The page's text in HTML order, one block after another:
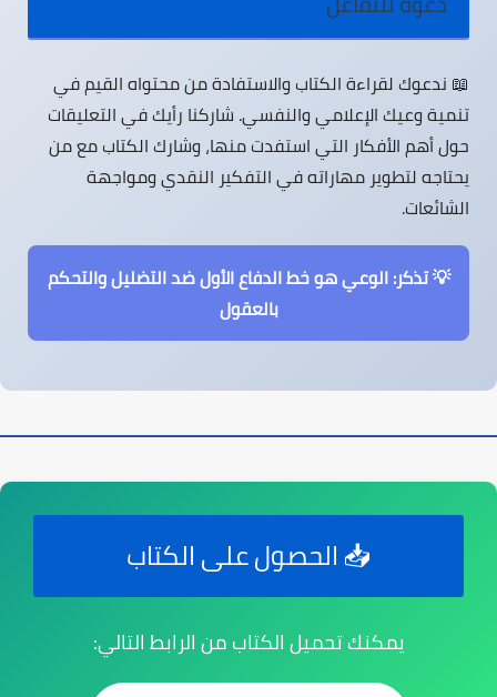
📖 ندعوك لقراءة الكتابوالاستفادة من محتواه القيم في
تنمية وعيك الإعلامي والنفسي. شاركنا رأيك في التعليقات
حول أهم الأفكار التي استفدت منها، وشارك الكتاب مع من
يحتاجه لتطوير مهاراته فيالتفكير النقديومواجهة
الشائعات.
💡 تذكر: الوعي هو خط الدفاع الأول ضد التضليل والتحكم
بالعقول
📥 الحصول على الكتاب
يمكنك تحميل الكتاب من الرابط التالي: